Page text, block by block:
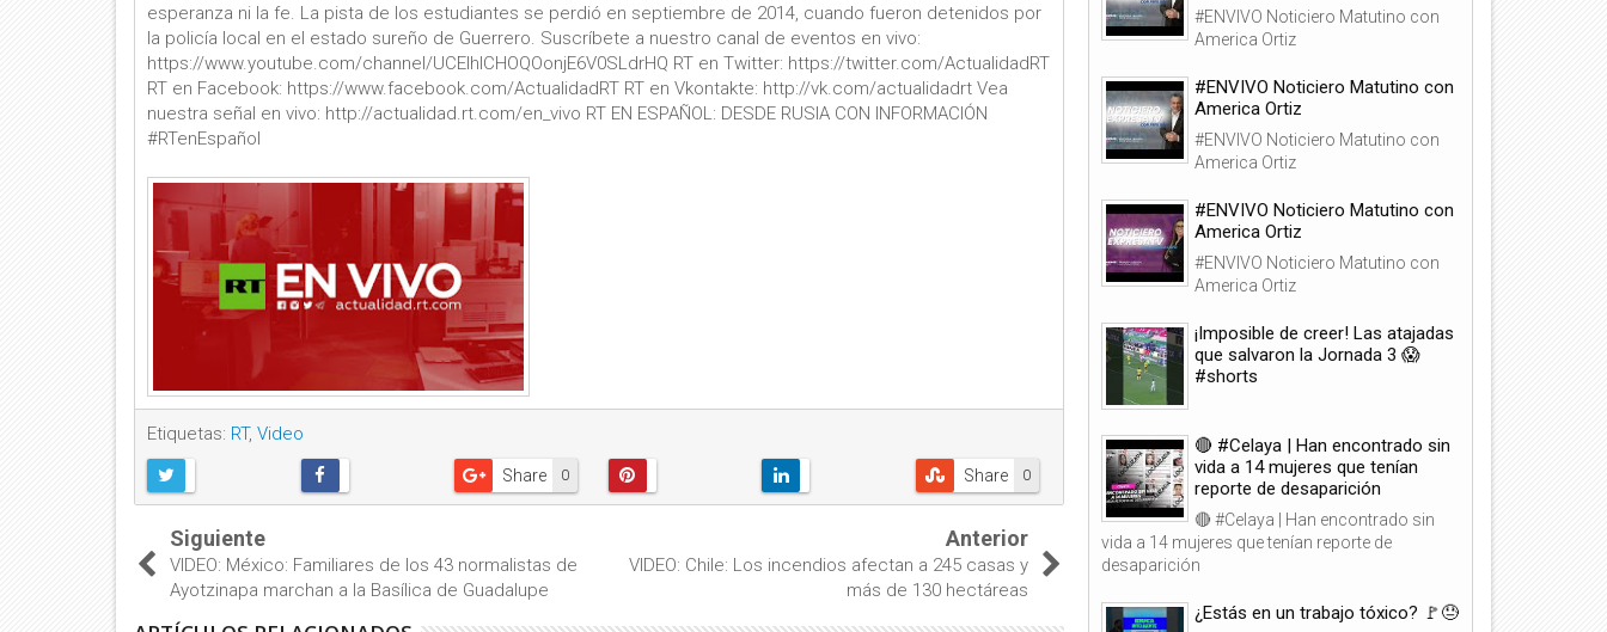
esperanza ni la fe. La pista de los estudiantes se perdió en septiembre de 2014, cuando fueron detenidos por
la policía local en el estado sureño de Guerrero. Suscríbete a nuestro canal de eventos en vivo:
https://www.youtube.com/channel/UCEIhICHOQOonjE6V0SLdrHQ RT en Twitter: https://twitter.com/ActualidadRT
RT en Facebook: https://www.facebook.com/ActualidadRT RT en Vkontakte: http://vk.com/actualidadrt Vea
nuestra señal en vivo: http://actualidad.rt.com/en_vivo RT EN ESPAÑOL: DESDE RUSIA CON INFORMACIÓN
#RTenEspañol
Etiquetas: RT, Video
0
Share 0
Share
Siguiente
VIDEO: México: Familiares de los 43 normalistas de
Ayotzinapa marchan a la Basílica de Guadalupe
Anterior
VIDEO: Chile: Los incendios afectan a 245 casas y
más de 130 hectáreas
#ENVIVO Noticiero Matutino con
America Ortiz
#ENVIVO Noticiero Matutino con
America Ortiz
#ENVIVO Noticiero Matutino con
America Ortiz
#ENVIVO Noticiero Matutino con
America Ortiz
#ENVIVO Noticiero Matutino con
America Ortiz
¡Imposible de creer! Las atajadas
que salvaron la Jornada 3 😱
#shorts
🔴 #Celaya | Han encontrado sin
vida a 14 mujeres que tenían
reporte de desaparición
🔴 #Celaya | Han encontrado sin
vida a 14 mujeres que tenían reporte de
desaparición
¿Estás en un trabajo tóxico? 🚩😓